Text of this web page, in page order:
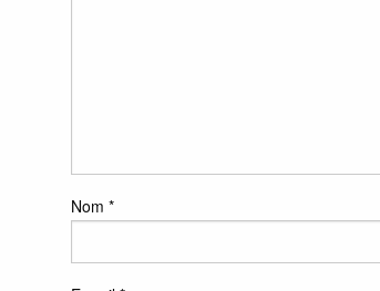
Nom *